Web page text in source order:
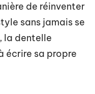
de réinventer
sans jamais se
la dentelle
écrire sa propre